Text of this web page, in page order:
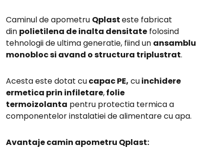
Caminul de apometru Qplasteste fabricat
din polietilena de inalta densitate folosind
tehnologii de ultima generatie, fiind un ansamblu
monobloc si avand o structura triplustrat.
Acesta este dotat cucapac PE, cuinchidere
ermetica prin infiletare,folie
termoizolanta pentru protectia termica a
componentelor instalatiei de alimentare cu apa.
Avantaje camin apometru Qplast: